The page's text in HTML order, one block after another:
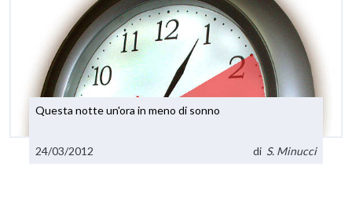
Questa notte un'ora in meno di sonno
24/03/2012 di S. Minucci